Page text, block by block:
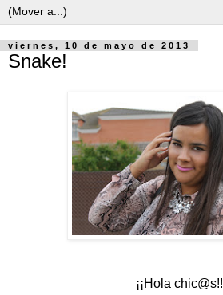
viernes, 10 de mayo de 2013
Snake!
¡¡Hola chic@s!!